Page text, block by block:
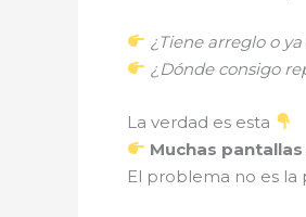
¿Tiene arreglo o
¿Dónde consigo
La verdad es esta
Muchas
El problema no es la